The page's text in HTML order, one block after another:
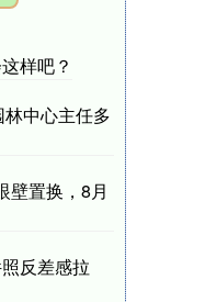
样吧？
林中心主任多
壁置换，8月
反差感拉